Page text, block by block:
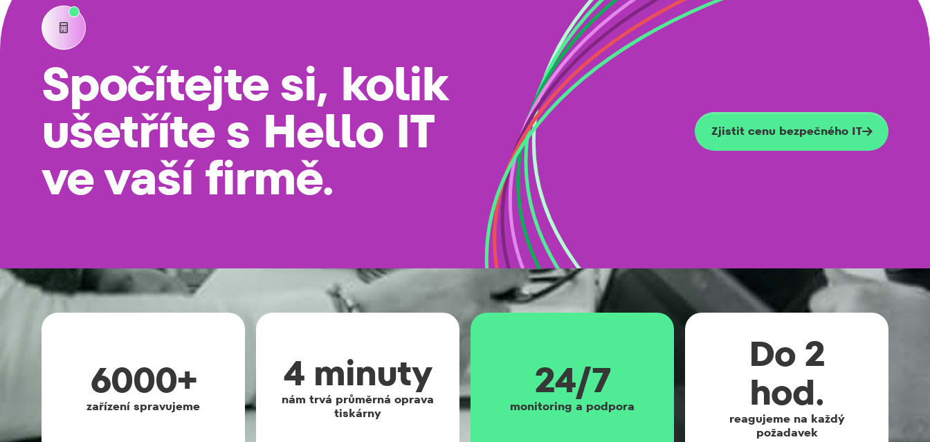

Spočítejte si, kolik
ušetříte s Hello IT
ve vaší firmě.
Zjistit cenu bezpečného IT
6000+
zařízení spravujeme
4 minuty
nám trvá průměrná oprava
tiskárny
24/7
monitoring a podpora
Do 2
hod.
reagujeme na každý
požadavek